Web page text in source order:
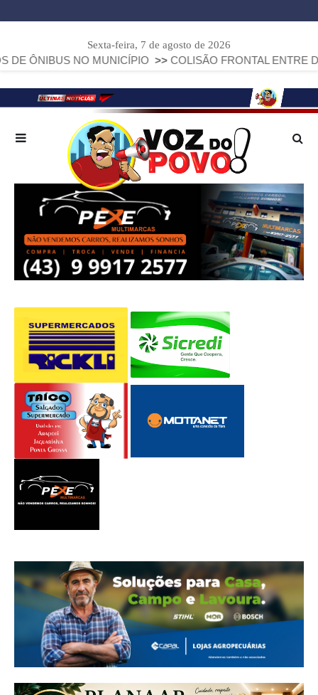
Sexta-feira, 7 de agosto de 2026
NO MUNICÍPIO >> COLISÃO FRONTAL ENTRE DUAS